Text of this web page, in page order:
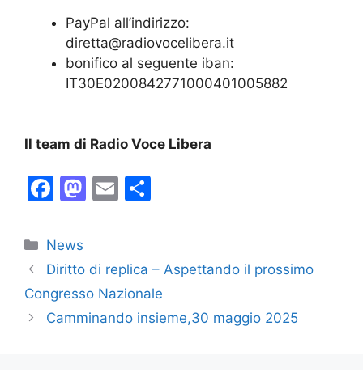
PayPal all’indirizzo:
diretta@radiovocelibera.it
bonifico al seguente iban:
IT30E0200842771000401005882
Il team di Radio Voce Libera
F
c
e
b
o
M
o
d
o
E
l
di
vi
di
Categorie
News
Diritto di replica – Aspettando il prossimo
Congresso Nazionale
Camminando insieme,30 maggio 2025